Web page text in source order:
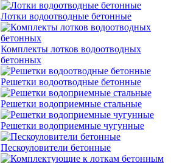
Лотки водоотводные бетонные
Комплекты лотков водоотводных
бетонных
Решетки водоотводные бетонные
Решетки водоприемные стальные
Решетки водоприемные чугунные
Пескоуловители бетонные